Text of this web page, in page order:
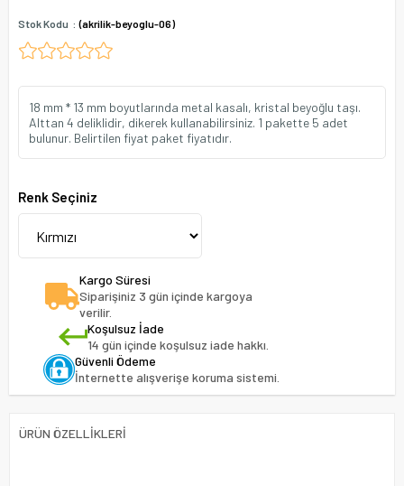
Stok Kodu (akrilik-beyoglu-06)
18 mm * 13 mm boyutlarında metal kasalı, kristal beyoğlu taşı.
Alttan 4 deliklidir, dikerek kullanabilirsiniz. 1 pakette 5 adet
bulunur. Belirtilen fiyat paket fiyatıdır.
Renk Seçiniz
Kargo Süresi
Siparişiniz 3 gün içinde kargoya
verilir.
Koşulsuz İade
14 gün içinde koşulsuz iade hakkı.
Güvenli Ödeme
İnternette alışverişe koruma sistemi.
ÜRÜN ÖZELLIKLERI